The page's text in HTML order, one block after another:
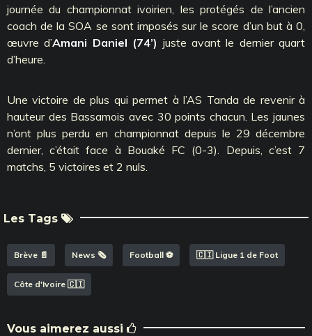
journée du championnat ivoirien, les protégés de l’ancien
coach de la SOA se sont imposés sur le score d’un but à 0,
œuvre d’Amani Daniel (74’) juste avant le dernier quart
d’heure.
Une victoire de plus qui permet à l’AS Tanda de revenir à
hauteur des Bassamois avec 30 points chacun. Les jaunes
n’ont plus perdu en championnat depuis le 29 décembre
dernier, c’était face à Bouaké FC (0-3). Depuis, c’est 7
matchs, 5 victoires et 2 nuls.
Les Tags
Brève 📄 News 🗞️ Football ⚽️ 🇨🇮 Ligue 1 de Foot
Côte d'Ivoire 🇨🇮
Vous aimerez aussi